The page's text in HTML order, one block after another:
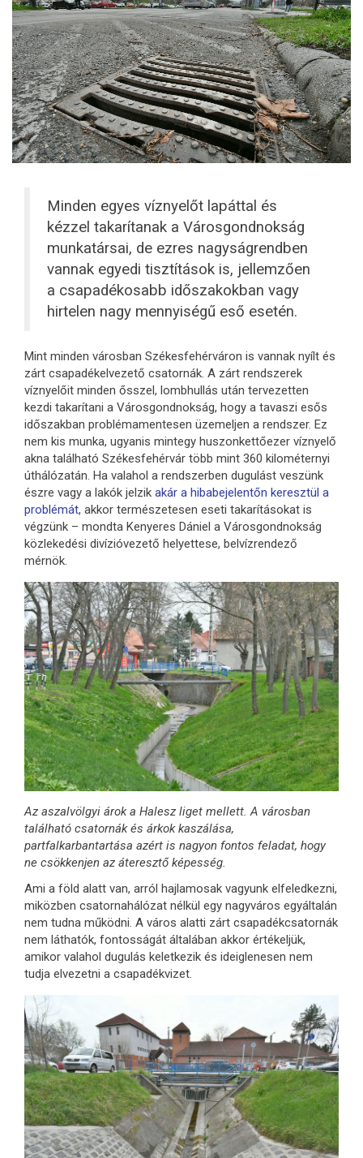
Minden egyes víznyelőt lapáttal és
kézzel takarítanak a Városgondnokság
munkatársai, de ezres nagyságrendben
vannak egyedi tisztítások is, jellemzően
a csapadékosabb időszakokban vagy
hirtelen nagy mennyiségű eső esetén.
Mint minden városban Székesfehérváron is vannak nyílt és
zárt csapadékelvezető csatornák. A zárt rendszerek
víznyelőit minden ősszel, lombhullás után tervezetten
kezdi takarítani a Városgondnokság, hogy a tavaszi esős
időszakban problémamentesen üzemeljen a rendszer. Ez
nem kis munka, ugyanis mintegy huszonkettőezer víznyelő
akna található Székesfehérvár több mint 360 kilométernyi
úthálózatán. Ha valahol a rendszerben dugulást veszünk
észre vagy a lakók jelzik akár a hibabejelentőn keresztül a
problémát, akkor természetesen eseti takarításokat is
végzünk – mondta Kenyeres Dániel a Városgondnokság
közlekedési divízióvezető helyettese, belvízrendező
mérnök.
Az aszalvölgyi árok a Halesz liget mellett. A városban
található csatornák és árkok kaszálása,
partfalkarbantartása azért is nagyon fontos feladat, hogy
ne csökkenjen az áteresztő képesség.
Ami a föld alatt van, arról hajlamosak vagyunk elfeledkezni,
miközben csatornahálózat nélkül egy nagyváros egyáltalán
nem tudna működni. A város alatti zárt csapadékcsatornák
nem láthatók, fontosságát általában akkor értékeljük,
amikor valahol dugulás keletkezik és ideiglenesen nem
tudja elvezetni a csapadékvizet.